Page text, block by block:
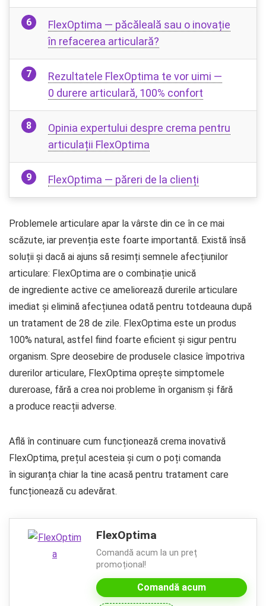
FlexOptima — păcăleală sau o inovație
în refacerea articulară?
Rezultatele FlexOptima te vor uimi —
0 durere articulară, 100% confort
Opinia expertului despre crema pentru
articulații FlexOptima
FlexOptima — păreri de la clienți
Problemele articulare apar la vârste din ce în ce mai
scăzute, iar prevenția este foarte importantă. Există însă
soluții și dacă ai ajuns să resimți semnele afecțiunilor
articulare: FlexOptima are o combinație unică
de ingrediente active ce ameliorează durerile articulare
imediat și elimină afecțiunea odată pentru totdeauna după
un tratament de 28 de zile. FlexOptima este un produs
100% natural, astfel fiind foarte eficient și sigur pentru
organism. Spre deosebire de produsele clasice împotriva
durerilor articulare, FlexOptima oprește simptomele
dureroase, fără a crea noi probleme în organism și fără
a produce reacții adverse.
Află în continuare cum funcționează crema inovativă
FlexOptima, prețul acesteia și cum o poți comanda
în siguranța chiar la tine acasă pentru tratament care
funcționează cu adevărat.
FlexOptima
Comandă acum la un preț
promoțional!
Comandă acum